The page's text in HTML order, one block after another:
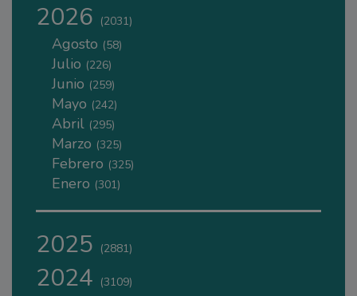
2026 (2031)
Agosto (58)
Julio (226)
Junio (259)
Mayo (242)
Abril (295)
Marzo (325)
Febrero (325)
Enero (301)
2025 (2881)
2024 (3109)